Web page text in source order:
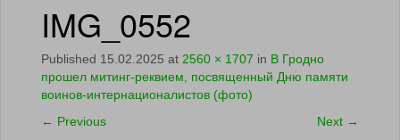
IMG_0552
Published 15.02.2025 at 2560 × 1707 in В Гродно
прошел митинг-реквием, посвященный Дню памяти
воинов-интернационалистов (фото)
← Previous Next →